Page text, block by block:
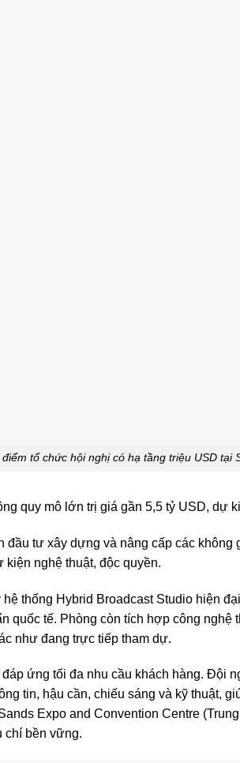
điểm tổ chức hội nghị có hạ tầng triệu USD tại
quy mô lớn trị giá gần 5,5 tỷ USD, dự
đầu tư xây dựng và nâng cấp các
nghệ thuật, độc quyền.
thống Hybrid Broadcast Studio hiện
quốc tế. Phòng còn tích hợp công
như đang trực tiếp tham dự.
ứng tối đa nhu cầu khách hàng. Đội
tin, hậu cần, chiếu sáng và kỹ thuật,
Expo and Convention Centre
chí bền vững.